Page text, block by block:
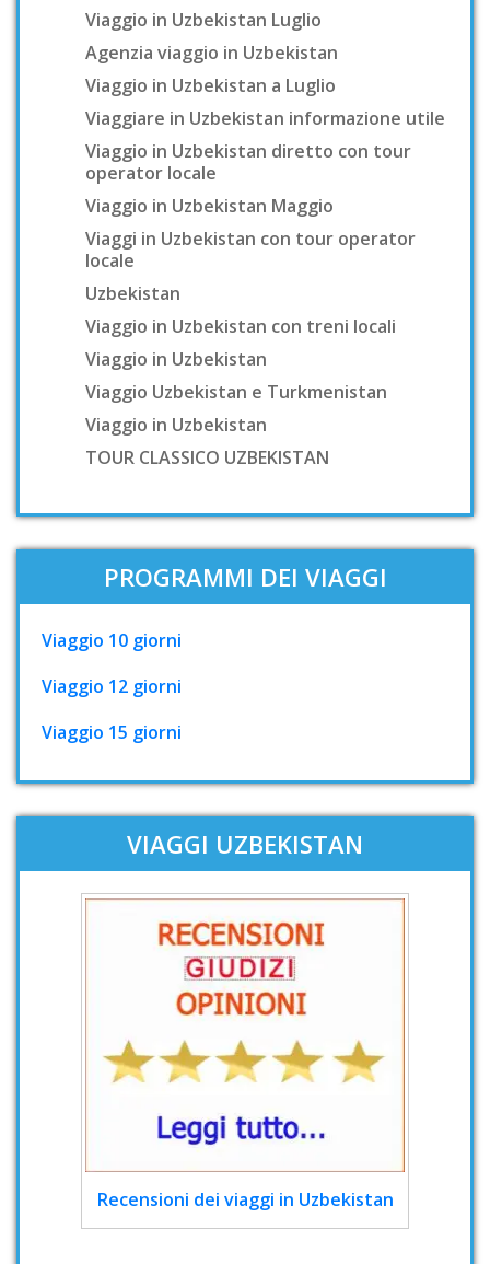
Viaggio in Uzbekistan Luglio
Agenzia viaggio in Uzbekistan
Viaggio in Uzbekistan a Luglio
Viaggiare in Uzbekistan informazione utile
Viaggio in Uzbekistan diretto con tour
operator locale
Viaggio in Uzbekistan Maggio
Viaggi in Uzbekistan con tour operator
locale
Uzbekistan
Viaggio in Uzbekistan con treni locali
Viaggio in Uzbekistan
Viaggio Uzbekistan e Turkmenistan
Viaggio in Uzbekistan
TOUR CLASSICO UZBEKISTAN
PROGRAMMI DEI VIAGGI
Viaggio 10 giorni
Viaggio 12 giorni
Viaggio 15 giorni
VIAGGI UZBEKISTAN
Recensioni dei viaggi in Uzbekistan